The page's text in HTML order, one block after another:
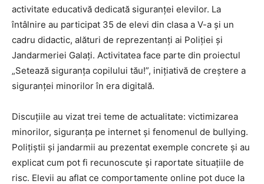
activitate educativă dedicată siguranței elevilor. La
întâlnire au participat 35 de elevi din clasa a V-a și un
cadru didactic, alături de reprezentanți ai Poliției și
Jandarmeriei Galați. Activitatea face parte din proiectul
„Setează siguranța copilului tău!”, inițiativă de creștere a
siguranței minorilor în era digitală.
Discuțiile au vizat trei teme de actualitate: victimizarea
minorilor, siguranța pe internet și fenomenul de bullying.
Polițiștii și jandarmii au prezentat exemple concrete și au
explicat cum pot fi recunoscute și raportate situațiile de
risc. Elevii au aflat ce comportamente online pot duce la